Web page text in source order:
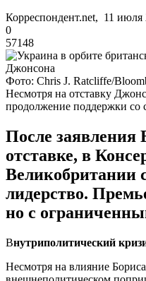
Корреспондент.net, 11 июля
0
57148
Фото: Chris J. Ratcliffe/
Несмотря на отставку
продолжение поддержки со
После заявления
отставке, в
Великобритании
лидерство.
но с
Внутриполитический
Несмотря на влияние